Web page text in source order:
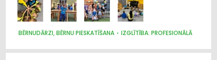
BĒRNUDĀRZI, BĒRNU PIESKATĪŠANA IZGLĪTĪBA: PROFESIONĀLĀ